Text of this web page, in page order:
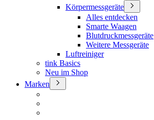
Körpermessgeräte
Alles entdecken
Smarte Waagen
Blutdruckmessgeräte
Weitere Messgeräte
Luftreiniger
tink Basics
Neu im Shop
Marken